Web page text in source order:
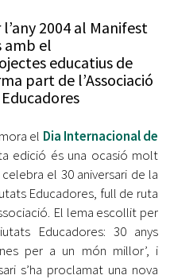
2004 al Manifest
amb el
educatius de
part de l’Associació
el Dia Internacional de
edició és una ocasió molt
el 30 aniversari de la
Educadores, full de ruta
El lema escollit per
Educadores: 30 anys
per a un món millor’, i
s’ha proclamat una nova